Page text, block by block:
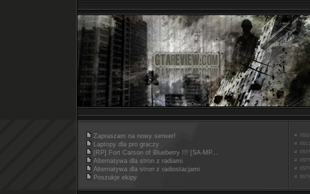
Zapraszam na nowy serwer!
Laptopy dla pro graczy
[RP] Fort Carson of Blueberry !!! [SA-MP...
Alternatywa dla stron z radiami
Alternatywa dla stron z radiostacjami
Poszukje ekipy